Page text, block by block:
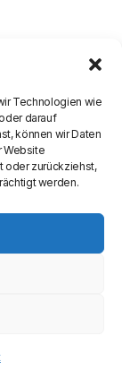
Technologien wie
darauf
können wir Daten
Website
oder zurückziehst,
werden.